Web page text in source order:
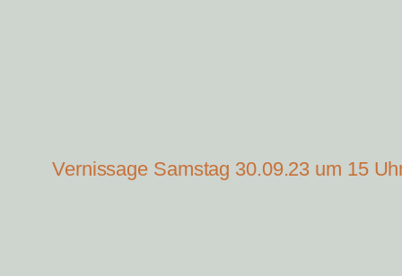
Vernissage Samstag 30.09.23 um 15